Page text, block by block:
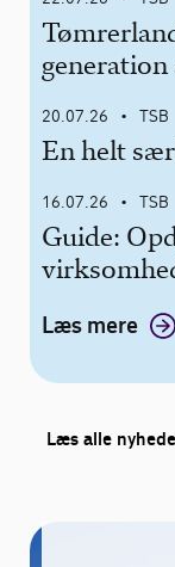
generation
20.07.26 • TSB
En helt
16.07.26 • TSB
Guide:
Læs mere
Læs alle